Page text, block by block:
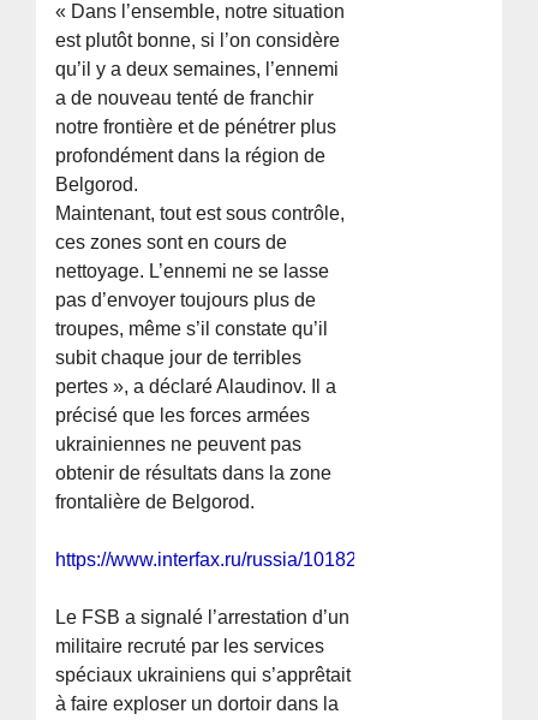
« Dans l’ensemble, notre situation
est plutôt bonne, si l’on considère
qu’il y a deux semaines, l’ennemi
a de nouveau tenté de franchir
notre frontière et de pénétrer plus
profondément dans la région de
Belgorod.
Maintenant, tout est sous contrôle,
ces zones sont en cours de
nettoyage. L’ennemi ne se lasse
pas d’envoyer toujours plus de
troupes, même s’il constate qu’il
subit chaque jour de terribles
pertes », a déclaré Alaudinov. Il a
précisé que les forces armées
ukrainiennes ne peuvent pas
obtenir de résultats dans la zone
frontalière de Belgorod.
https://www.interfax.ru/russia/1018251
Le FSB a signalé l’arrestation d’un
militaire recruté par les services
spéciaux ukrainiens qui s’apprêtait
à faire exploser un dortoir dans la